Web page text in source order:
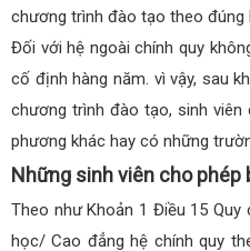
chương trình đào tạo theo đúng
Đối với hệ ngoài chính quy
cố định hàng năm. vì vậy, sau
chương trình đào tạo, sinh
phương khác hay có những
Những sinh viên cho phép
Theo như Khoản 1 Điều 15
học/ Cao đẳng hệ chính quy